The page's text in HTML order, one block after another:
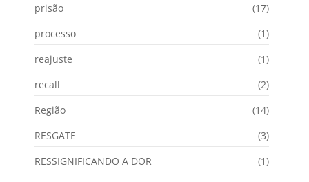
prisão
(17)
processo
(1)
reajuste
(1)
recall
(2)
Região
(14)
RESGATE
(3)
RESSIGNIFICANDO A DOR
(1)